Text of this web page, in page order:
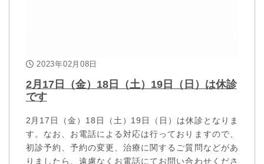
2023年02月08日
2月17日（金）18日（土）19日（日）は休診
です
2月17日（金）18日（土）19日（日）は休診となりま
す。なお、お電話による対応は行っておりますので、
初診予約、予約の変更、治療に関するご質問などがあ
りましたら、遠慮なくお電話にてお問い合わせくださ